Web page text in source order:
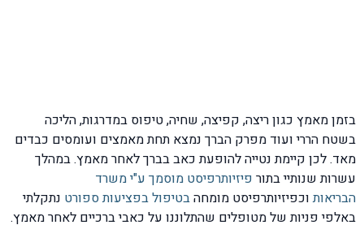
בזמן מאמץ כגון ריצה, קפיצה, שחיה, טיפוס במדרגות, הליכה
בשטח הררי ועוד מפרק הברך נמצא תחת מאמצים ועומסים כבדים
מאד. לכן קיימת נטייה להופעת כאב בברך לאחר מאמץ. במהלך
עשרות שנותיי בתור פיזיותרפיסט מוסמך ע"י משרד
הבריאותוכפיזיותרפיסט מומחהבטיפול בפציעות ספורט נתקלתי
באלפי פניות של מטופלים שהתלוננו על כאבי ברכיים לאחר מאמץ.